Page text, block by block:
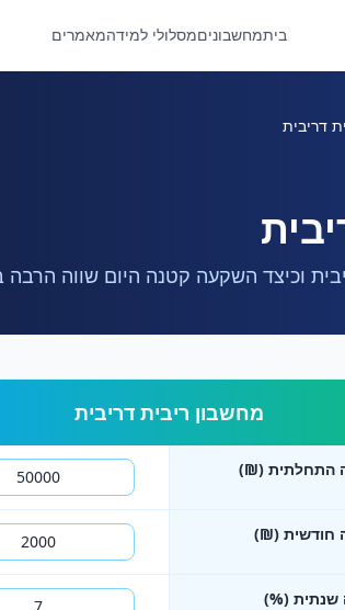
ביתמחשבוניםמסלולי למידהמאמרים
דריבית
וכיצד השקעה קטנה היום שווה הרבה
מחשבון ריבית דריבית
התחלתית (₪)
חודשית (₪)
שנתית (%)